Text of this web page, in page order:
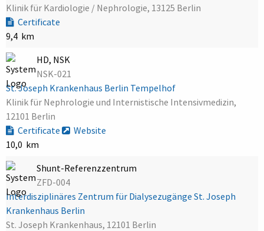
Klinik für Kardiologie / Nephrologie, 13125 Berlin
Certificate
9,4 km
HD, NSK
NSK-021
St. Joseph Krankenhaus Berlin Tempelhof
Klinik für Nephrologie und Internistische Intensivmedizin,
12101 Berlin
Certificate
Website
10,0 km
Shunt-Referenzzentrum
ZFD-004
Interdisziplinäres Zentrum für Dialysezugänge St. Joseph
Krankenhaus Berlin
St. Joseph Krankenhaus, 12101 Berlin